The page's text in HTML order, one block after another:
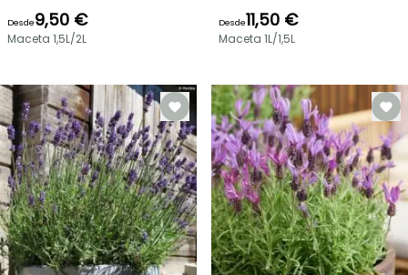
Desde9,50 €
Maceta 1,5L/2L
Desde11,50 €
Maceta 1L/1,5L